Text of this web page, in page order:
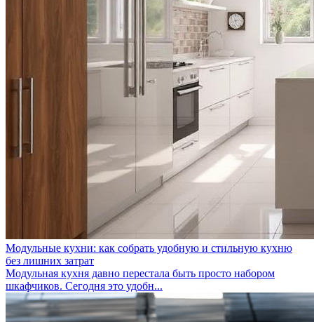
Модульные кухни: как собрать удобную и стильную кухню
без лишних затрат
Модульная кухня давно перестала быть просто набором
шкафчиков. Сегодня это удобн...